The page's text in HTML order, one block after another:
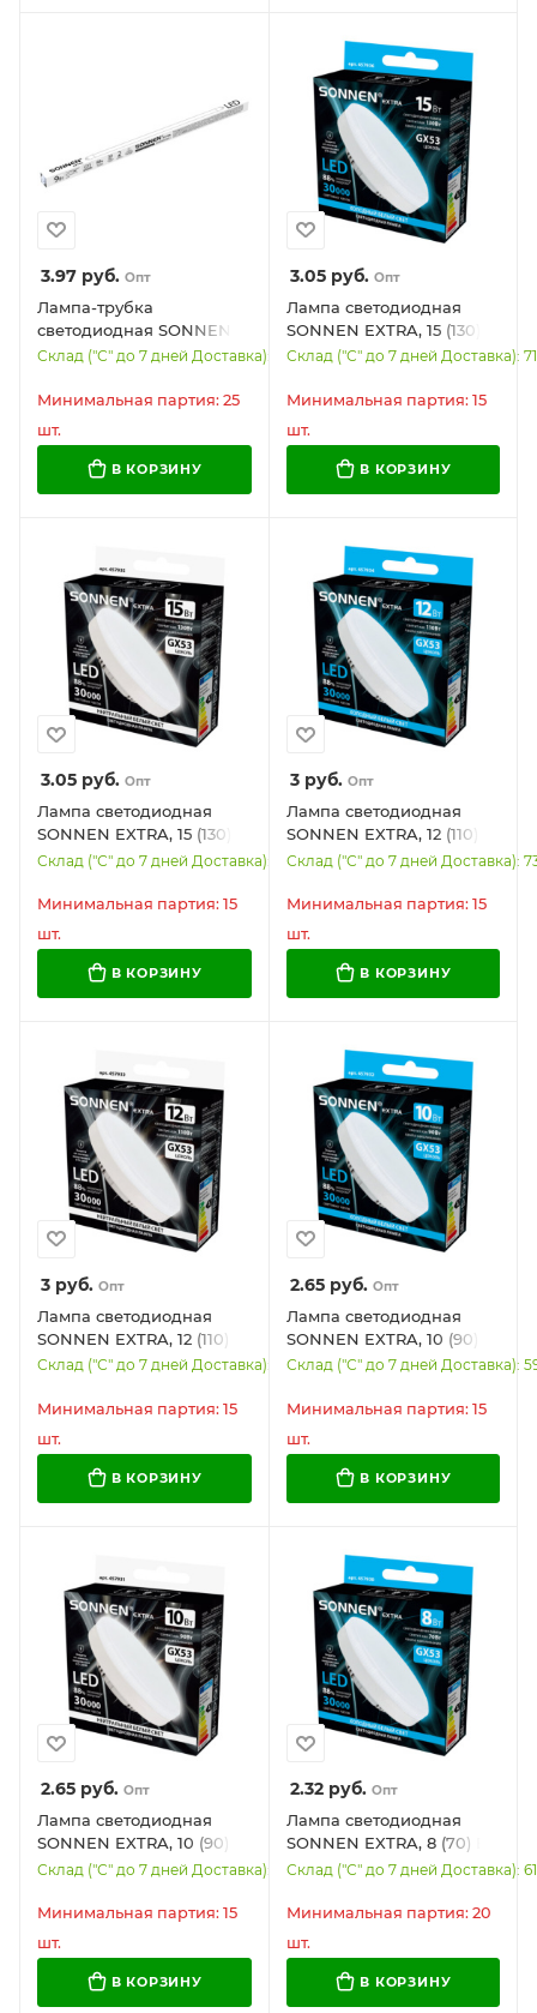
3.97 руб. Опт
Лампа-трубка
светодиодная SONNEN
EXTRA, 9 (18) Вт, G13,
нейтральный белый, LED
Склад ("С" до 7 дней Доставка): 6445
Минимальная партия: 25
шт.
В КОРЗИНУ
3.05руб. Опт
Лампа светодиодная
SONNEN EXTRA, 15 (130)
Вт, GX53, таблетка,
ч, LED 15W-6500-GX53,
Склад ("С" до 7 дней Доставка):
Минимальная партия: 15
шт.
В КОРЗИНУ
3.05 руб. Опт
Лампа светодиодная
SONNEN EXTRA, 15 (130)
Вт, GX53, таблетка,
30000 ч, LED 15W-4000-
Склад ("С" до 7 дней Доставка): 6957
Минимальная партия: 15
шт.
В КОРЗИНУ
3руб. Опт
Лампа светодиодная
SONNEN EXTRA, 12 (110)
Вт, GX53, таблетка,
ч, LED 12W-6500-GX53,
Склад ("С" до 7 дней Доставка):
Минимальная партия: 15
шт.
В КОРЗИНУ
3 руб. Опт
Лампа светодиодная
SONNEN EXTRA, 12 (110)
Вт, GX53, таблетка,
30000 ч, LED 12W-4000-
Склад ("С" до 7 дней Доставка): 7178
Минимальная партия: 15
шт.
В КОРЗИНУ
2.65руб. Опт
Лампа светодиодная
SONNEN EXTRA, 10 (90)
Вт, GX53, таблетка,
ч, LED 10W-6500-GX53,
Склад ("С" до 7 дней Доставка):
Минимальная партия: 15
шт.
В КОРЗИНУ
2.65 руб. Опт
Лампа светодиодная
SONNEN EXTRA, 10 (90)
Вт, GX53, таблетка,
30000 ч, LED 10W-4000-
Склад ("С" до 7 дней Доставка): 5056
Минимальная партия: 15
шт.
В КОРЗИНУ
2.32руб. Опт
Лампа светодиодная
SONNEN EXTRA, 8 (70) Вт,
GX53, таблетка, холодный
6500-GX53, 457930
Склад ("С" до 7 дней Доставка):
Минимальная партия: 20
шт.
В КОРЗИНУ